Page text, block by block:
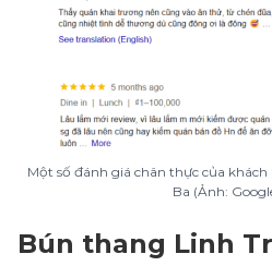
Một số đánh giá chân thực của
Ba (Ảnh:
Bún thang Linh